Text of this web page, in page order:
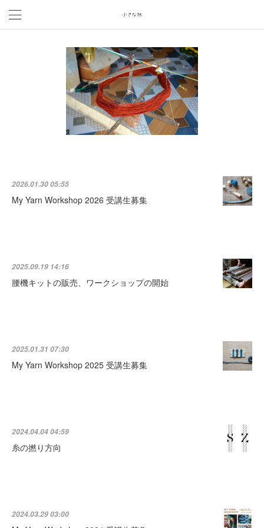
2026.01.30 05:55
My Yarn Workshop 2026 受講生募集
2025.09.19 14:16
腰機キットの販売、ワークショップの開始
2025.01.31 07:30
My Yarn Workshop 2025 受講生募集
2024.04.04 04:59
糸の撚り方向
2024.03.29 03:00